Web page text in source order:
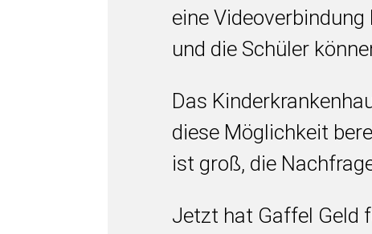
eine
und die Schüler
Das
diese Möglichkeit
ist groß, die
Jetzt hat Gaffel Geld